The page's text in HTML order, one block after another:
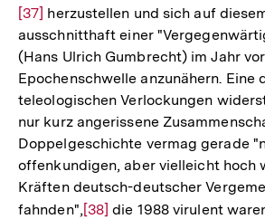
[37] herzustellen und sich auf
ausschnitthaft einer
(Hans Ulrich Gumbrecht) im Jahr
Epochenschwelle anzunähern. Eine
teleologischen Verlockungen
nur kurz angerissene
Doppelgeschichte vermag gerade
offenkundigen, aber vielleicht hoch
Kräften deutsch-deutscher
fahnden",Zur
[38] die 1988 virulent